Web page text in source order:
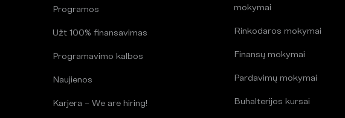
Programos
Užt 100% finansavimas
Programavimo kalbos
Naujienos
Karjera – We are hiring!
mokymai
Rinkodaros mokymai
Finansų mokymai
Pardavimų mokymai
Buhalterijos kursai